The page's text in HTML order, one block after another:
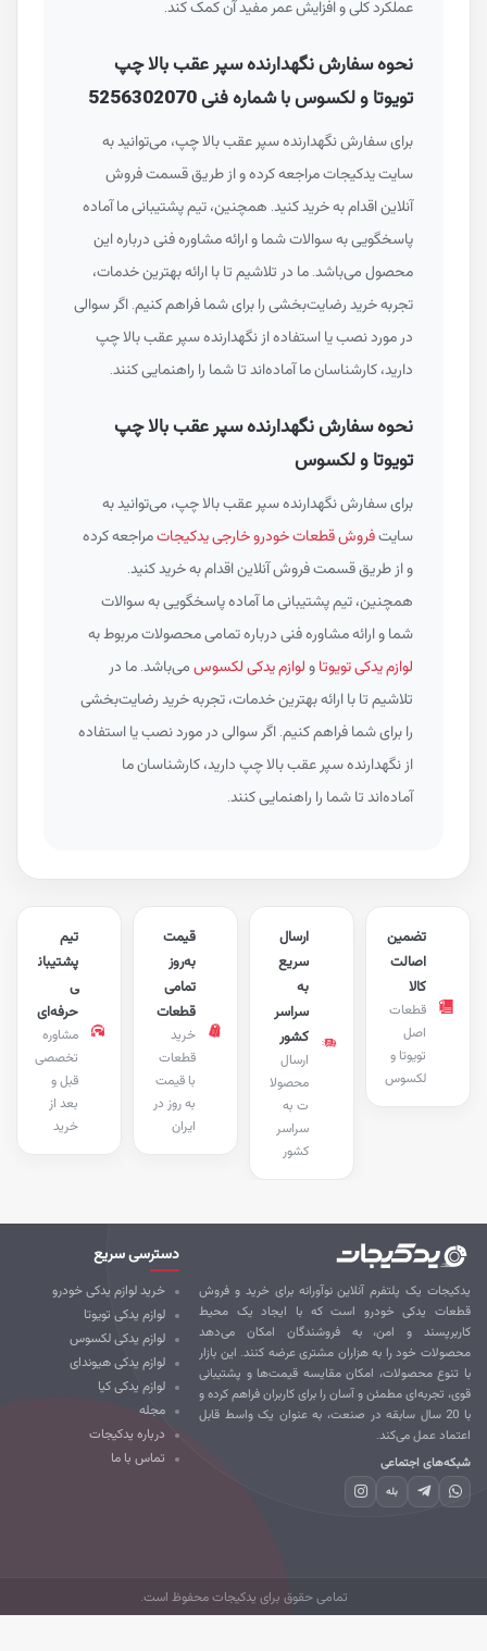
عملکرد کلی و افزایش عمر مفید آن کمک کند.
نحوه سفارش نگهدارنده سپر عقب بالا چپ
تویوتا و لکسوس با شماره فنی 5256302070
برای سفارش نگهدارنده سپر عقب بالا چپ، می‌توانید به
سایت یدکیجات مراجعه کرده و از طریق قسمت فروش
آنلاین اقدام به خرید کنید. همچنین، تیم پشتیبانی ما آماده
پاسخگویی به سوالات شما و ارائه مشاوره فنی درباره این
محصول می‌باشد. ما در تلاشیم تا با ارائه بهترین خدمات،
تجربه خرید رضایت‌بخشی را برای شما فراهم کنیم. اگر سوالی
در مورد نصب یا استفاده از نگهدارنده سپر عقب بالا چپ
دارید، کارشناسان ما آماده‌اند تا شما را راهنمایی کنند.
نحوه سفارش نگهدارنده سپر عقب بالا چپ
تویوتا و لکسوس
برای سفارش نگهدارنده سپر عقب بالا چپ، می‌توانید به
سایتفروش قطعات خودرو خارجی یدکیجاتمراجعه کرده
و از طریق قسمت فروش آنلاین اقدام به خرید کنید.
همچنین، تیم پشتیبانی ما آماده پاسخگویی به سوالات
شما و ارائه مشاوره فنی درباره تمامی محصولات مربوط به
لوازم یدکی تویوتاولوازم یدکی لکسوسمی‌باشد. ما در
تلاشیم تا با ارائه بهترین خدمات، تجربه خرید رضایت‌بخشی
را برای شما فراهم کنیم. اگر سوالی در مورد نصب یا استفاده
از نگهدارنده سپر عقب بالا چپ دارید، کارشناسان ما
آماده‌اند تا شما را راهنمایی کنند.
پشتیبان
حرفه‌ای
مشاوره
تخصصی
قبل و
بعد از
خرید
قیمت
به‌روز
تمامی
قطعات
خرید
قطعات
با قیمت
به روز در
ایران
ارسال
سریع
سراسر
کشور
ارسال
محصولا
ت به
سراسر
کشور
تضمین
اصالت
قطعات
تویوتا و
لکسوس
یک پلتفرم آنلاین نوآورانه برای خرید و فروش
یدکی خودرو است که با ایجاد یک محیط
و امن، به فروشندگان امکان می‌دهد
خود را به هزاران مشتری عرضه کنند. این بازار
تنوع محصولات، امکان مقایسه قیمت‌ها و پشتیبانی
تجربه‌ای مطمئن و آسان را برای کاربران فراهم کرده و
با 20 سال سابقه در صنعت، به عنوان یک واسط قابل
عمل می‌کند.
اجتماعی
بله
دسترسی سریع
خرید لوازم یدکی خودرو
لوازم یدکی تویوتا
لوازم یدکی لکسوس
لوازم یدکی هیوندای
لوازم یدکی کیا
مجله
درباره یدکیجات
تماس با ما
تمامی حقوق برای یدکیجات محفوظ است.